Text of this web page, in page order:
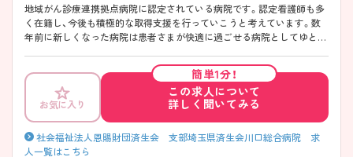
地域がん診療連携拠点病院に認定されている病院です。認定看護師も多
く在籍し、今後も積極的な取得支援を行っていこうと考えています。数
年前に新しくなった病院は患者さまが快適に過ごせる病院としてゆとり
させました。また、看護師をはじめとするスタッフの働きやすい職場づ
くりため、ナースステーションは病棟の真ん中に位置しています。独身
寮完備、子育て中の方も活躍できるよう託児所を完備など福利厚生が充
実しています。西川口駅より徒歩8分と駅から近く通勤に便利です。職員
の定着率がよく、働きやすい環境です。長く勤務を続けたい方にはオス
スメの環境です。 ご興味のある方は、詳細をお伝えしますので、お気軽に
お問い合わせください。ご応募お待ちしています。
お気に入り
簡単1分！
この求人について
詳しく聞いてみる
社会福祉法人恩賜財団済生会 支部埼玉県済生会川口総合病院 求
人一覧はこちら